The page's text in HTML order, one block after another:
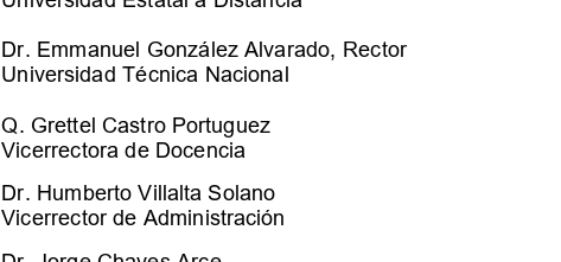
Dr. Emmanuel González Alvarado, Rector
Universidad Técnica Nacional
Q. Grettel Castro Portuguez
Vicerrectora de Docencia
Dr. Humberto Villalta Solano
Vicerrector de Administración